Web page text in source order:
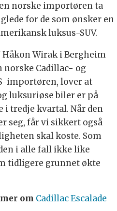
norske importøren ta
for de som ønsker en
luksus-SUV.
Wirak i Bergheim
norske Cadillac- og
importøren, lover at
luksuriøse biler er på
i tredje kvartal. Når den
seg, får vi sikkert også
skal koste. Som
i alle fall ikke like
tidligere grunnet økte
om Cadillac Escalade